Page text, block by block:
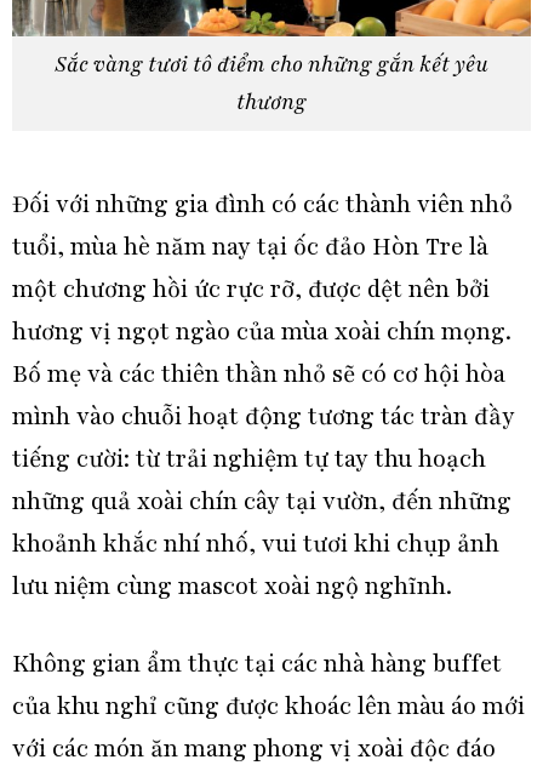
Sắc vàng tươi tô điểm cho những gắn kết yêu
thương
Đối với những gia đình có các thành viên nhỏ
tuổi, mùa hè năm nay tại ốc đảo Hòn Tre là
một chương hồi ức rực rỡ, được dệt nên bởi
hương vị ngọt ngào của mùa xoài chín mọng.
Bố mẹ và các thiên thần nhỏ sẽ có cơ hội hòa
mình vào chuỗi hoạt động tương tác tràn đầy
tiếng cười: từ trải nghiệm tự tay thu hoạch
những quả xoài chín cây tại vườn, đến những
khoảnh khắc nhí nhố, vui tươi khi chụp ảnh
lưu niệm cùng mascot xoài ngộ nghĩnh.
Không gian ẩm thực tại các nhà hàng buffet
của khu nghỉ cũng được khoác lên màu áo mới
với các món ăn mang phong vị xoài độc đáo